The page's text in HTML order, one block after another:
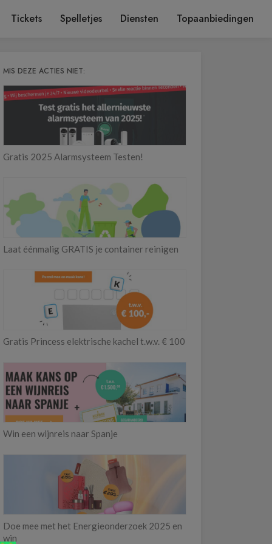
Tickets Spelletjes Diensten Topaanbiedingen
MIS DEZE ACTIES NIET:
Gratis 2025 Alarmsysteem Testen!
Laat éénmalig GRATIS je container reinigen
Gratis Princess elektrische kachel t.w.v. € 100
Win een wijnreis naar Spanje
Doe mee met het Energieonderzoek 2025 en
win